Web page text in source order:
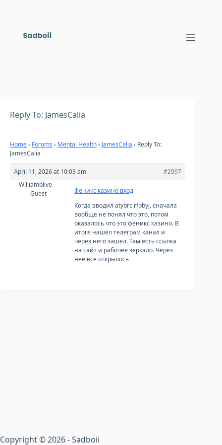
Reply To: JamesCalia
Home› Forums › Mental Health› JamesCalia › Reply To:
JamesCalia
April 11, 2026 at 10:03 am
#2997
Williamblive
Guest
феникс казино вход
Когда вводил atybrc rfpbyj, сначала
вообще не понял что это, потом
оказалось что это феникс казино. В
итоге нашел телеграм канал и
через него зашел. Там есть ссылка
на сайт и рабочее зеркало. Через
нее все открылось
Copyright © 2026 - Sadboii